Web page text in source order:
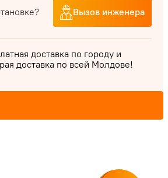
Вызов инженера
доставка по городу и
доставка по всей Молдове!